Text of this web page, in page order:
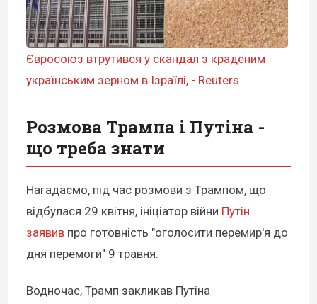
Євросоюз втрутився у скандал з краденим
українським зерном в Ізраїлі, - Reuters
Розмова Трампа і Путіна -
що треба знати
Нагадаємо, під час розмови з Трампом, що
відбулася 29 квітня, ініціатор війни Путін
заявив про готовність "оголосити перемир'я до
дня перемоги" 9 травня.
Водночас, Трамп закликав Путіна